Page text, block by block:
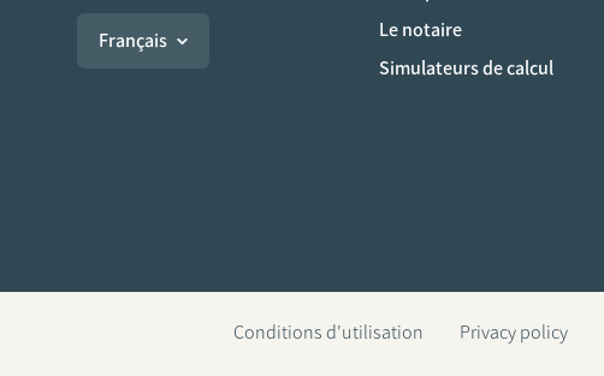
Français
Le notaire
Simulateurs de calcul
Conditions d'utilisation Privacy policy